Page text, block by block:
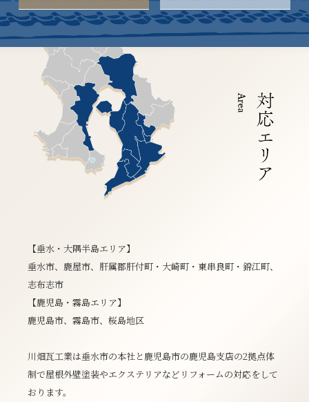
【垂水・大隅半島エリア】
垂水市、鹿屋市、肝属郡肝付町・大崎町・東串良町・錦江町、
志布志市
【鹿児島・霧島エリア】
鹿児島市、霧島市、桜島地区
川畑瓦工業は垂水市の本社と鹿児島市の鹿児島支店の2拠点体
制で屋根外壁塗装やエクステリアなどリフォームの対応をして
おります。